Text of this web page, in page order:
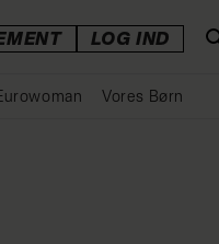
LOG IND
Vores Børn